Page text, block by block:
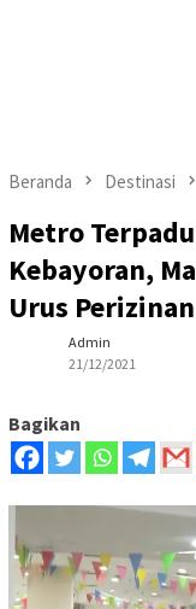
Beranda Destinasi
Metro
Kebayoran,
Urus Perizinan
Admin
21/12/2021
Bagikan